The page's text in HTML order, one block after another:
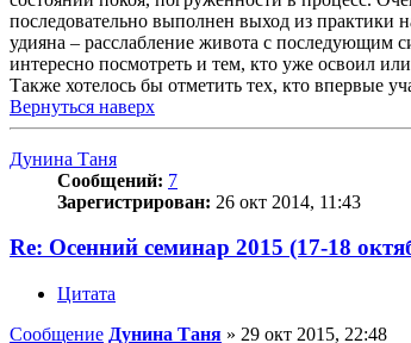
последовательно выполнен выход из практики
удияна – расслабление живота с последующим
интересно посмотреть и тем, кто уже освоил
Также хотелось бы отметить тех, кто впервые
Вернуться наверх
Дунина Таня
Сообщений: 7
Зарегистрирован: 26 окт 2014, 11:43
Re: Осенний семинар 2015 (17-18
Цитата
Сообщение Дунина Таня » 29 окт 2015, 22:48